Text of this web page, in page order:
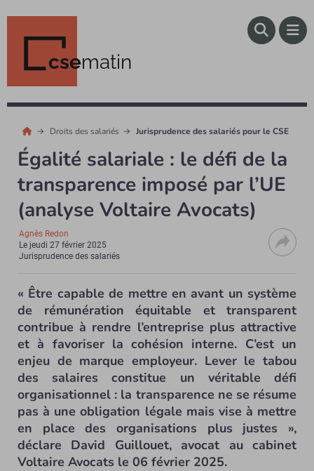
csematin
Droits des salariés Jurisprudence des salariés pour le CSE
Égalité salariale : le défi de la
transparence imposé par l’UE
(analyse Voltaire Avocats)
Agnès Redon
Le jeudi 27 février 2025
Jurisprudence des salariés
« Être capable de mettre en avant un système
de rémunération équitable et transparent
contribue à rendre l’entreprise plus attractive
et à favoriser la cohésion interne. C’est un
enjeu de marque employeur. Lever le tabou
des salaires constitue un véritable défi
organisationnel : la transparence ne se résume
pas à une obligation légale mais vise à mettre
en place des organisations plus justes »,
déclare David Guillouet, avocat au cabinet
Voltaire Avocats le 06 février 2025.